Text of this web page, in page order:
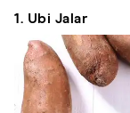
1. Ubi Jalar